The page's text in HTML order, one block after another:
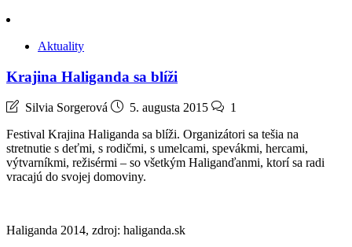
Aktuality
Krajina Haliganda sa blíži
Silvia Sorgerová 5. augusta 2015
1
Festival Krajina Haliganda sa blíži. Organizátori sa tešia na
stretnutie s deťmi, s rodičmi, s umelcami, spevákmi, hercami,
výtvarníkmi, režisérmi – so všetkým Haliganďanmi, ktorí sa radi
vracajú do svojej domoviny.
Haliganda 2014, zdroj: haliganda.sk